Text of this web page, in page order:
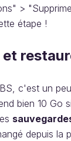
>
étape !
c'est un
bien 10 Go
depuis la